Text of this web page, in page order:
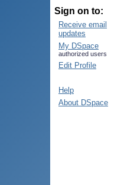
Sign on to:
Receive email
updates
My DSpace
authorized users
Edit Profile
Help
About DSpace